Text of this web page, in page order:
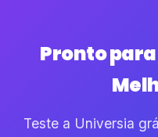
Pronto
Teste a Universia